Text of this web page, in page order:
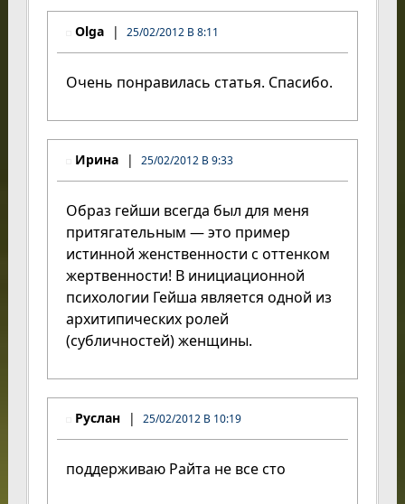
Olga 25/02/2012 В 8:11
Очень понравилась статья. Спасибо.
Ирина 25/02/2012 В 9:33
Образ гейши всегда был для меня
притягательным — это пример
истинной женственности с оттенком
жертвенности! В инициационной
психологии Гейша является одной из
архитипических ролей
(субличностей) женщины.
Руслан 25/02/2012 В 10:19
поддерживаю Райта не все сто